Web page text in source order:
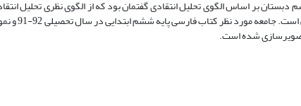
بر اساس الگوی تحلیل انتقادی گفتمان بود که از الگوی نظری تحلیل
ون لیوون استفاده شده است. روش مورد
تصویرسازی شده است.